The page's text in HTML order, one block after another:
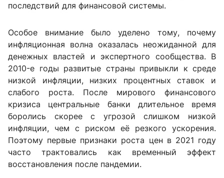
последствий для финансовой системы.
Особое внимание было уделено тому, почему
инфляционная волна оказалась неожиданной для
денежных властей и экспертного сообщества. В
2010-е годы развитые страны привыкли к среде
низкой инфляции, низких процентных ставок и
слабого роста. После мирового финансового
кризиса центральные банки длительное время
боролись скорее с угрозой слишком низкой
инфляции, чем с риском её резкого ускорения.
Поэтому первые признаки роста цен в 2021 году
часто трактовались как временный эффект
восстановления после пандемии.